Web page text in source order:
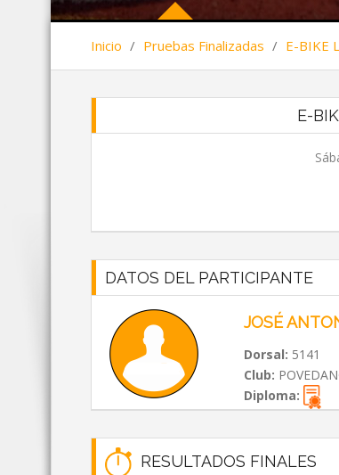
Inicio / Pruebas Finalizadas / E-BIKE
E-
DATOS DEL PARTICIPANTE
JOSÉ
Dorsal: 5141
Club:
Diploma:
RESULTADOS FINALES